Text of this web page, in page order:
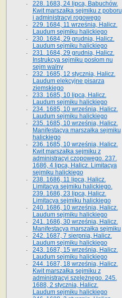
228. 1683, 24 lipca, Babuchów.
Kwit marszałka sejmiku z poboru
i administracyi rogowego
229. 1684, 11 września, Halicz.
Laudum sejmiku halickiego
230. 1684, 29 grudnia, Halicz.
Laudum sejmiku halickiego
231. 1684, 29 grudnia, Halicz.
Instrukcya sejmiku posłom nu
sejm walny
232. 1685, 12 stycznia, Halicz.
Laudum elekcyjne pisarza
ziemskiego
233. 1685, 10 lipca, Halicz.
Laudum sejmiku halickiego
234. 1685, 10 września, Halicz.
Laudum sejmiku halickiego
235. 1685, 10 września, Halicz.
Manifestacya marszałka sejmiku
halickiego
236. 1685, 10 września, Halicz.
Kwit marszałka sejmiku z
administracyi czopowego. 237.
1686, 4 lipca, Halicz. Limitacya
sejmiku halickiego
238. 1686, 11 lipca, Halicz.
Limitacya sejmiku halickiego.
239. 1686, 23 lipca, Halicz.
Limitacya sejmiku halickiego
240. 1686, 10 września, Halicz.
Laudum sejmiku halickiego
241. 1686, 30 września, Halicz.
Manifestacya marszałka sejmiku
242. 1687, 7 sierpnia, Halicz.
Laudum sejmiku halickiego
243. 1687, 15 września, Halicz.
Laudum sejmiku halickiego
244. 1687, 18 września, Halicz.
Kwit marszałka sejmiku z
administracyi szelężnego. 245.
1688, 2 stycznia, Halicz.
Laudum sejmiku halickiego